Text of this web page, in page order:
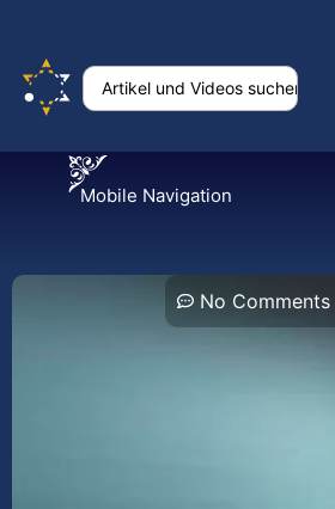
Mobile Navigation
No Comments